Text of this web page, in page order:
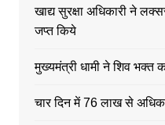
खाद्य सुरक्षा अधिकारी ने
जप्त किये
मुख्यमंत्री धामी ने शिव भक्त
चार दिन में 76 लाख से अधिक